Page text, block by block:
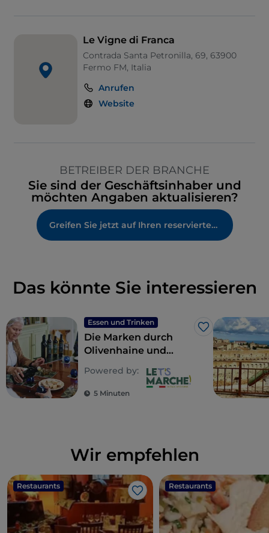
Le Vigne di Franca
Contrada Santa Petronilla, 69, 63900
Fermo FM, Italia
Anrufen
Website
BETREIBER DER BRANCHE
Sie sind der Geschäftsinhaber und
möchten Angaben aktualisieren?
Greifen Sie jetzt auf Ihren reservierten Bereich zu
Das könnte Sie interessieren
Essen und Trinken
Like
Die Marken durch
Olivenhaine und
Geschmack auf Kultur
trifft
Powered by:
5 Minuten
Wir empfehlen
Restaurants
Like
Restaurants